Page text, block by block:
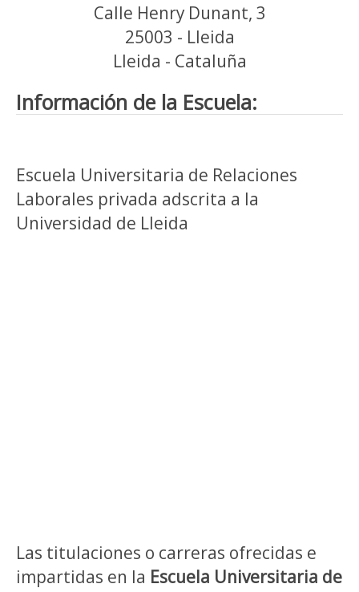
Calle Henry Dunant, 3
25003 - Lleida
Lleida - Cataluña
Información de la Escuela:
Escuela Universitaria de Relaciones
Laborales privada adscrita a la
Universidad de Lleida
Las titulaciones o carreras ofrecidas e
impartidas en la Escuela Universitaria de